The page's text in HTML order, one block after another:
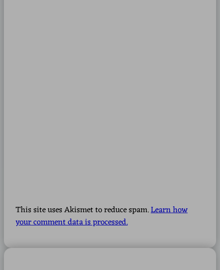
This site uses Akismet to reduce spam.Learn how
your comment data is processed.